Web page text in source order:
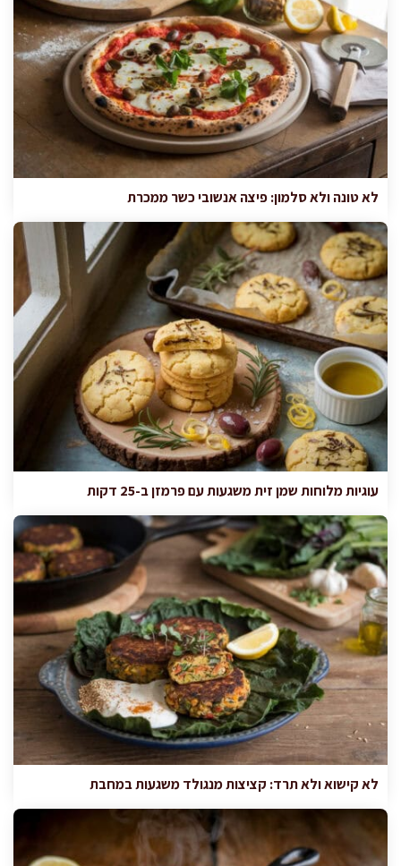
לא טונה ולא סלמון: פיצה אנשובי כשר ממכרת
עוגיות מלוחות שמן זית משגעות עם פרמזן ב-25 דקות
לא קישוא ולא תרד: קציצות מנגולד משגעות במחבת